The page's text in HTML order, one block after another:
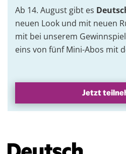
Ab 14. August gibt es
neuen Look und mit neuen
mit bei unserem
eins von fünf Mini-Abos mit
Jetzt